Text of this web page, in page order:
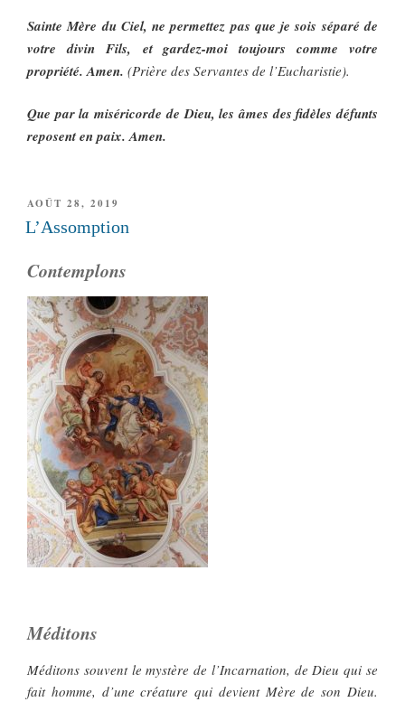
Sainte Mère du Ciel, ne permettez pas que je sois séparé de
votre divin Fils, et gardez-moi toujours comme votre
propriété. Amen. (Prière des Servantes de l’Eucharistie).
Que par la miséricorde de Dieu, les âmes des fidèles défunts
reposent en paix. Amen.
PUBLIÉ
LE
AOÛT 28, 2019
L’Assomption
Contemplons
Méditons
Méditons souvent le mystère de l’Incarnation, de Dieu qui se
fait homme, d’une créature qui devient Mère de son Dieu.